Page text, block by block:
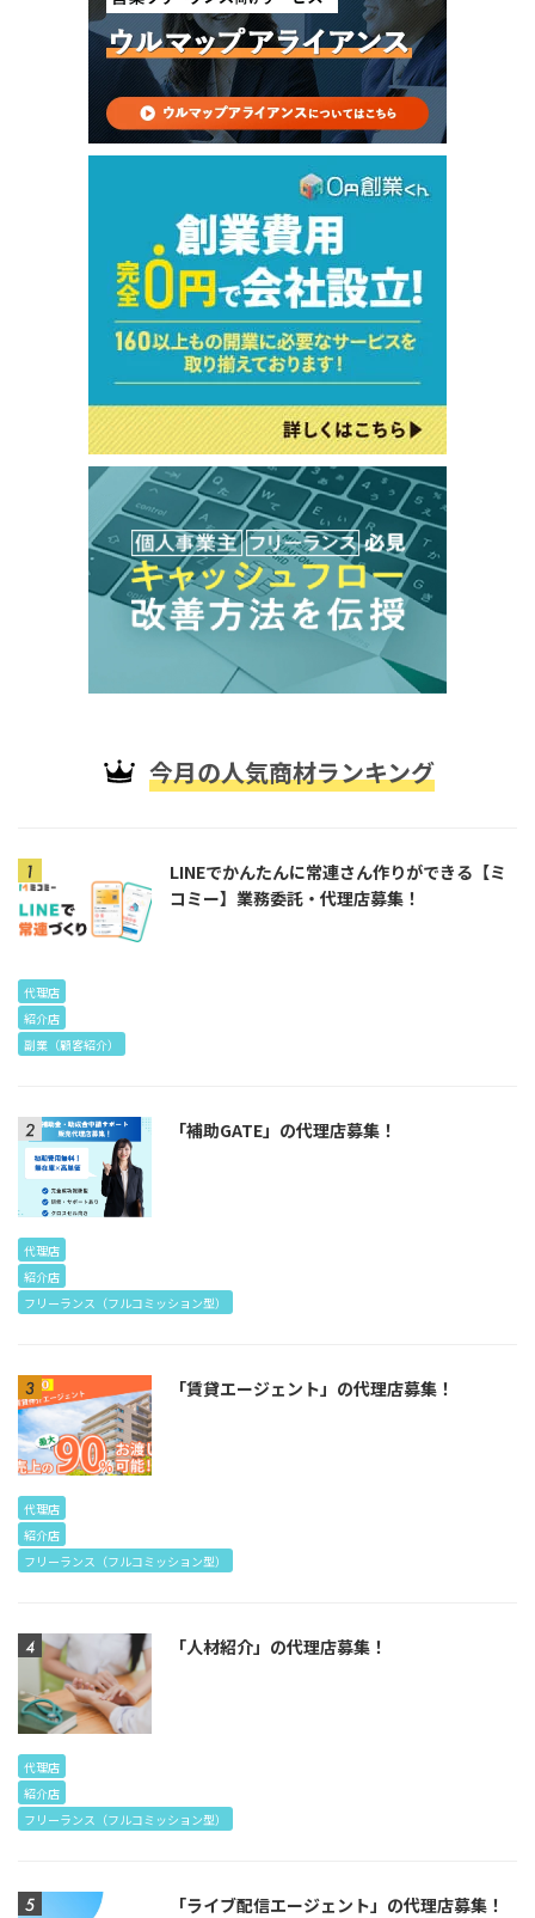
今月の人気商材ランキング
LINEでかんたんに常連さん作りができる【ミ
コミー】業務委託・代理店募集！
代理店
紹介店
副業（顧客紹介）
「補助GATE」の代理店募集！
代理店
紹介店
フリーランス（フルコミッション型）
「賃貸エージェント」の代理店募集！
代理店
紹介店
フリーランス（フルコミッション型）
「人材紹介」の代理店募集！
代理店
紹介店
フリーランス（フルコミッション型）
「ライブ配信エージェント」の代理店募集！